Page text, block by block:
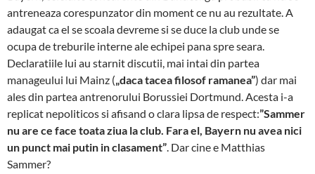
antreneaza corespunzator din moment ce nu au rezultate. A
adaugat ca el se scoala devreme si se duce la club unde se
ocupa de treburile interne ale echipei pana spre seara.
Declaratiile lui au starnit discutii, mai intai din partea
manageului lui Mainz („daca tacea filosof ramanea”) dar mai
ales din partea antrenorului Borussiei Dortmund. Acesta i-a
replicat nepoliticos si afisand o clara lipsa de respect:”Sammer
nu are ce face toata ziua la club. Fara el, Bayern nu avea nici
un punct mai putin in clasament”. Dar cine e Matthias
Sammer?